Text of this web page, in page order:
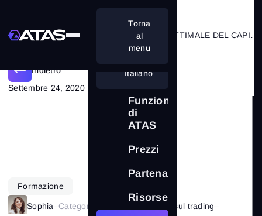
Funzionalità
di
ATAS
Prezzi
Partenariati
Risorse
Italiano
Torna
al
menu
CALCOLO DELLA DIMENSIONE OTTIMALE DEL CAPITALE IN UN’OPERAZIONE
Indietro
Settembre 24, 2020
Formazione
Sophia–Categoria: Le nozioni di base sul trading–